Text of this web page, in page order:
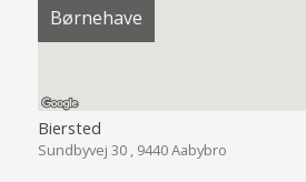
Børnehave
Biersted
Sundbyvej 30 , 9440 Aabybro